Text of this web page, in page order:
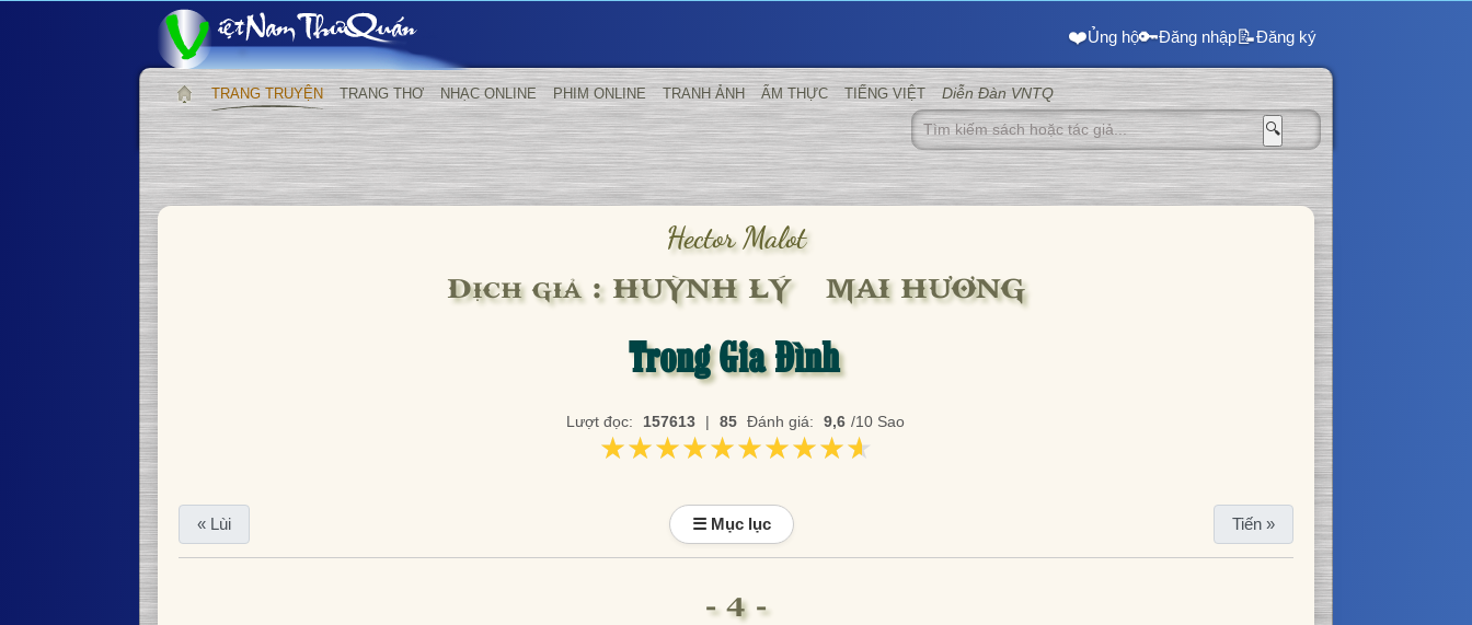
❤️Ủng hộ🔑Đăng nhập📝Đăng ký
TRANG TRUYỆN TRANG THƠ NHẠC ONLINE PHIM ONLINE TRANH ẢNH ẨM THỰC TIẾNG VIỆT Diễn Đàn VNTQ
🔍
Hector Malot
Dịch giả : HUỲNH LÝ – MAI HƯƠNG
Trong Gia Đình
Lượt đọc: 157613 | 85 Đánh giá: 9,6 /10 Sao
★★★★★★★★★★
★★★★★★★★★★
« Lùi ☰ Mục lục Tiến »
- 4 -